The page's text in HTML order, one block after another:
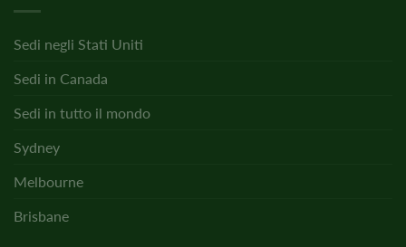
Sedi negli Stati Uniti
Sedi in Canada
Sedi in tutto il mondo
Sydney
Melbourne
Brisbane